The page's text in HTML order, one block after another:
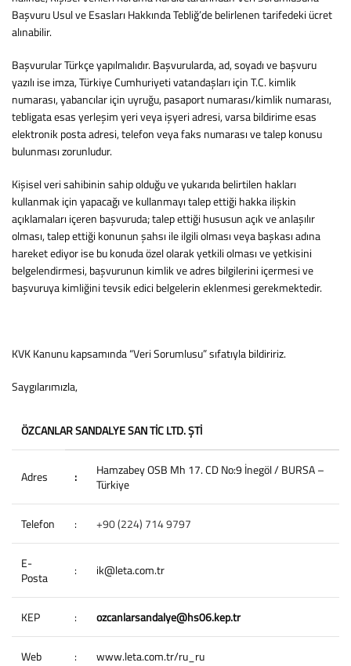
Başvuru Usul ve Esasları Hakkında Tebliğ’de belirlenen tarifedeki ücret
alınabilir.
Başvurular Türkçe yapılmalıdır. Başvurularda, ad, soyadı ve başvuru
yazılı ise imza, Türkiye Cumhuriyeti vatandaşları için T.C. kimlik
numarası, yabancılar için uyruğu, pasaport numarası/kimlik numarası,
tebligata esas yerleşim yeri veya işyeri adresi, varsa bildirime esas
elektronik posta adresi, telefon veya faks numarası ve talep konusu
bulunması zorunludur.
Kişisel veri sahibinin sahip olduğu ve yukarıda belirtilen hakları
kullanmak için yapacağı ve kullanmayı talep ettiği hakka ilişkin
açıklamaları içeren başvuruda; talep ettiği hususun açık ve anlaşılır
olması, talep ettiği konunun şahsı ile ilgili olması veya başkası adına
hareket ediyor ise bu konuda özel olarak yetkili olması ve yetkisini
belgelendirmesi, başvurunun kimlik ve adres bilgilerini içermesi ve
başvuruya kimliğini tevsik edici belgelerin eklenmesi gerekmektedir.
KVK Kanunu kapsamında “Veri Sorumlusu” sıfatıyla bildiririz.
Saygılarımızla,
ÖZCANLAR SANDALYE SAN TİC LTD. ŞTİ
Adres :
Hamzabey OSB Mh 17. CD No:9 İnegöl / BURSA –
Türkiye
Telefon : +90 (224) 714 9797
E-
Posta
: ik@leta.com.tr
KEP : ozcanlarsandalye@hs06.kep.tr
Web : www.leta.com.tr/ru_ru